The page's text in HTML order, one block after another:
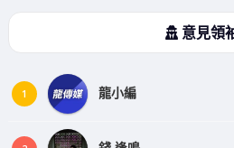
意見領
1 龍小編